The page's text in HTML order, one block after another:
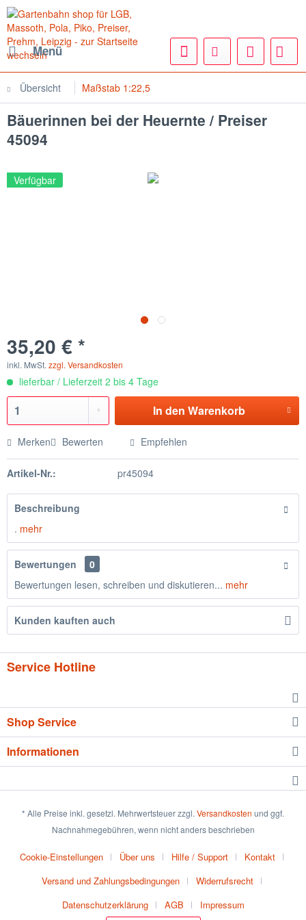
Menü
Übersicht Maßstab 1:22,5
Bäuerinnen bei der Heuernte / Preiser
45094
Verfügbar
35,20 € *
inkl. MwSt. zzgl. Versandkosten
lieferbar / Lieferzeit 2 bis 4 Tage
In den Warenkorb
Merken Bewerten Empfehlen
Artikel-Nr.: pr45094
Beschreibung
. mehr
Bewertungen
0
Bewertungen lesen, schreiben und diskutieren... mehr
Kunden kauften auch
Service Hotline
Shop Service
Informationen
* Alle Preise inkl. gesetzl. Mehrwertsteuer zzgl. Versandkosten und ggf.
Nachnahmegebühren, wenn nicht anders beschrieben
Cookie-Einstellungen Über uns Hilfe / Support
Kontakt
Versand und Zahlungsbedingungen
Widerrufsrecht
Datenschutzerklärung
AGB Impressum